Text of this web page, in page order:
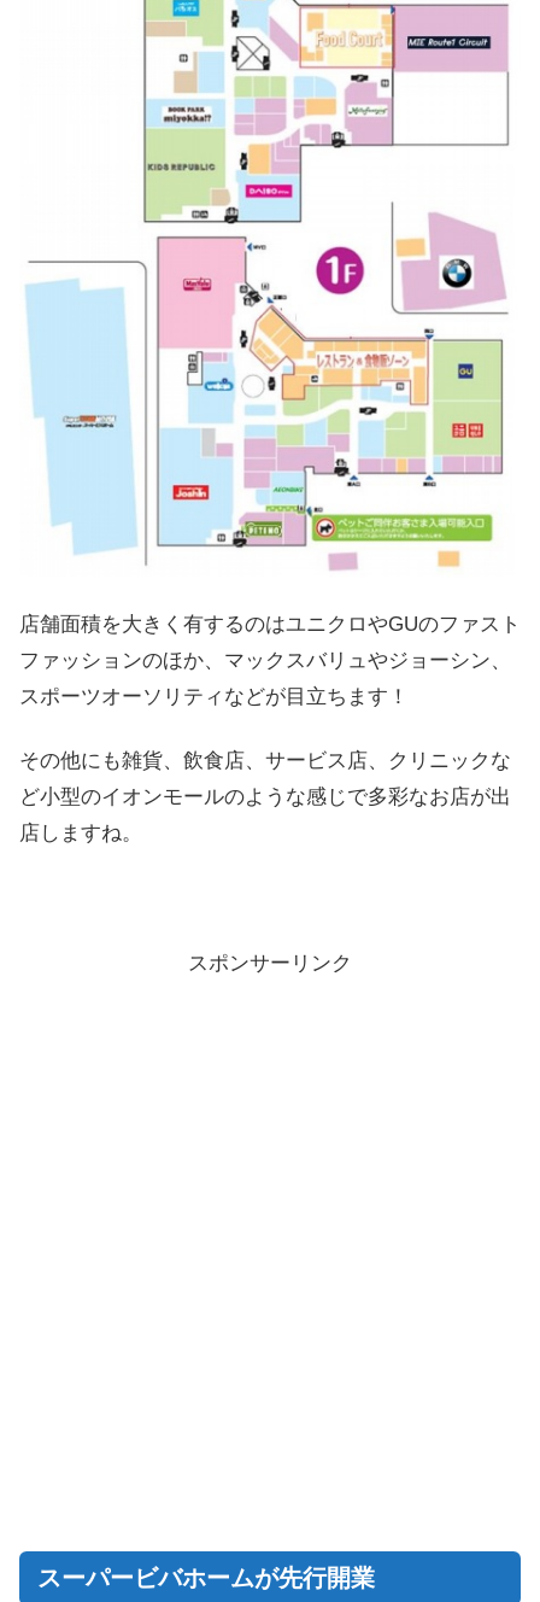
店舗面積を大きく有するのはユニクロやGUのファスト
ファッションのほか、マックスバリュやジョーシン、
スポーツオーソリティなどが目立ちます！
その他にも雑貨、飲食店、サービス店、クリニックな
ど小型のイオンモールのような感じで多彩なお店が出
店しますね。
スポンサーリンク
スーパービバホームが先行開業